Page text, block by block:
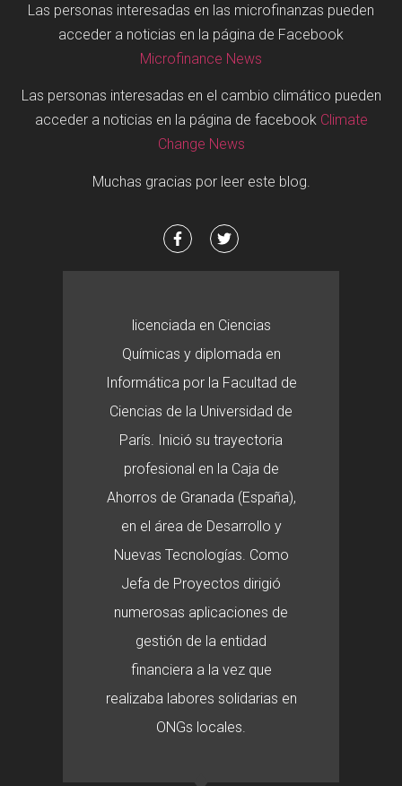
Las personas interesadas en las microfinanzas pueden
acceder a noticias en la página de Facebook
Microfinance News
Las personas interesadas en el cambio climático pueden
acceder a noticias en la página de facebook Climate
Change News
Muchas gracias por leer este blog.
licenciada en Ciencias
Químicas y diplomada en
Informática por la Facultad de
Ciencias de la Universidad de
París. Inició su trayectoria
profesional en la Caja de
Ahorros de Granada (España),
en el área de Desarrollo y
Nuevas Tecnologías. Como
Jefa de Proyectos dirigió
numerosas aplicaciones de
gestión de la entidad
financiera a la vez que
realizaba labores solidarias en
ONGs locales.